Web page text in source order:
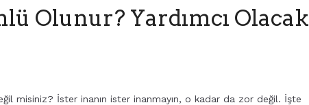
Olunur? Yardımcı Olacak
misiniz? İster inanın ister inanmayın, o kadar da zor değil. İşte